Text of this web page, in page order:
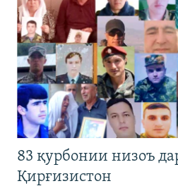
83 қурбонии низоъ
Қирғизистон